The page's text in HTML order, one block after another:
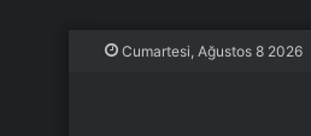
Cumartesi, Ağustos 8 2026